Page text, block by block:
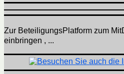
Zur BeteiligungsPlatform zum
einbringen , ...